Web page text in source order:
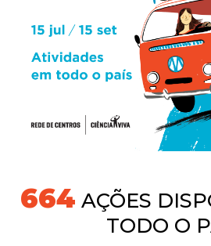
691AÇÕES
TODO O